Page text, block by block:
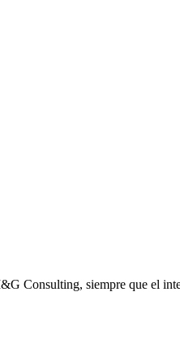
Consulting, siempre que el